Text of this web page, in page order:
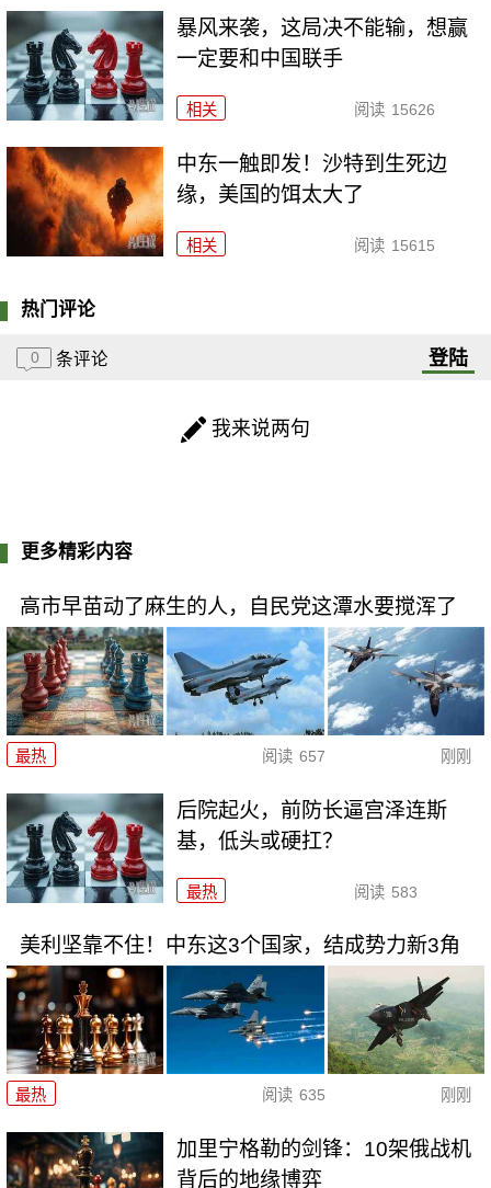
暴风来袭，这局决不能输，想赢
一定要和中国联手
相关 阅读 15626
中东一触即发！沙特到生死边
缘，美国的饵太大了
相关 阅读 15615
热门评论
0 条评论 登陆
我来说两句
更多精彩内容
高市早苗动了麻生的人，自民党这潭水要搅浑了
最热 阅读 657 刚刚
后院起火，前防长逼宫泽连斯
基，低头或硬扛？
最热 阅读 583
美利坚靠不住！中东这3个国家，结成势力新3角
最热 阅读 635 刚刚
加里宁格勒的剑锋：10架俄战机
背后的地缘博弈